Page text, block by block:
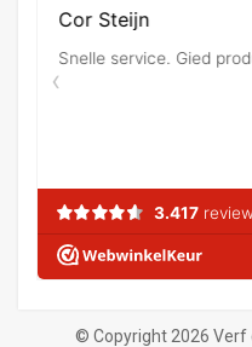
© Copyright 2026 Verf